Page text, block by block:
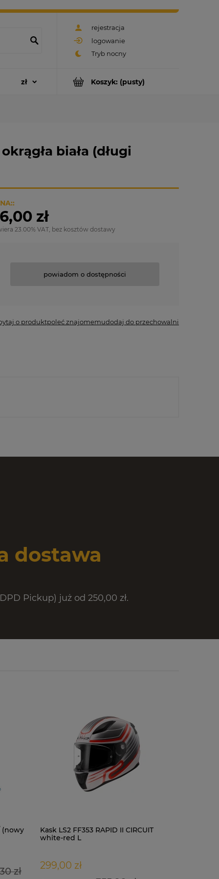
rejestracja
logowanie
Koszyk: (pusty)
biała (długi
zł
23.00% VAT, bez kosztów dostawy
powiadom o dostępności
o produktpoleć znajomemudodaj do przechowalni
dostawa
Pickup) już od 250,00 zł.
(nowy
zł
Kask LS2 FF353 RAPID II CIRCUIT
white-red L
299,00 zł